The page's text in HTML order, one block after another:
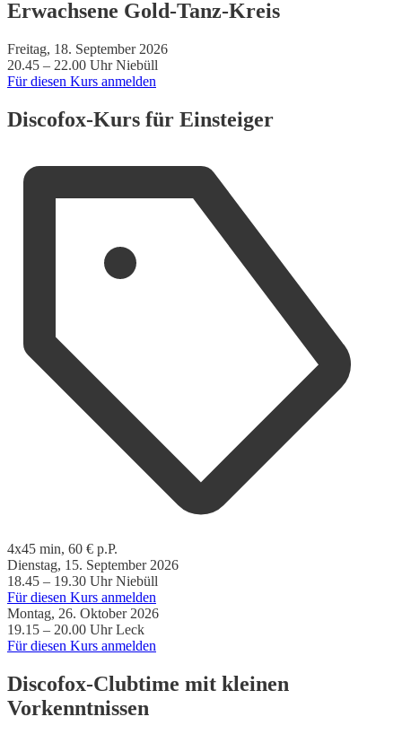
Erwachsene Gold-Tanz-Kreis
Freitag, 18. September 2026
20.45 – 22.00 Uhr Niebüll
Für diesen Kurs anmelden
Discofox-Kurs für Einsteiger
4x45 min, 60 € p.P.
Dienstag, 15. September 2026
18.45 – 19.30 Uhr Niebüll
Für diesen Kurs anmelden
Montag, 26. Oktober 2026
19.15 – 20.00 Uhr Leck
Für diesen Kurs anmelden
Discofox-Clubtime mit kleinen
Vorkenntnissen